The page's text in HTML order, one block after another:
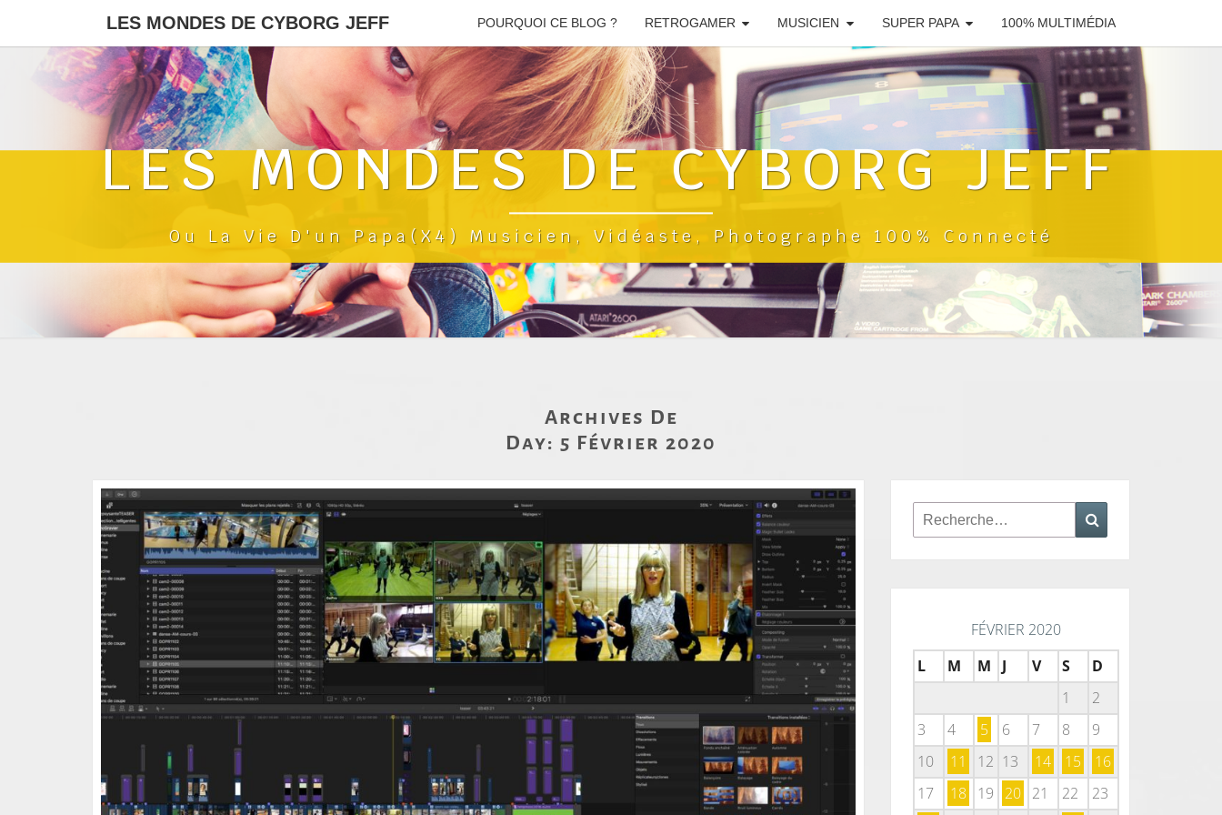
LES MONDES DE CYBORG JEFF POURQUOI CE BLOG ? RETROGAMER MUSICIEN SUPER PAPA 100% MULTIMÉDIA
LES MONDES DE CYBORG JEFF
Ou La Vie D'un Papa(x4) Musicien, Vidéaste, Photographe 100% Connecté
Archives De
Day: 5 Février 2020
Rechercher :
FÉVRIER 2020
L
M M J V S
D
1
2
3
4 5 6 7 8
9
10
11 12 13 14 15
16
17
18 19 20 21 22
23